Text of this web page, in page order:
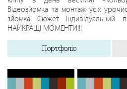
Відеозйомка та монтаж усіх
зйомка Сюжет
НАЙКРАЩІ МОМЕНТИ!!!
Портфоліо